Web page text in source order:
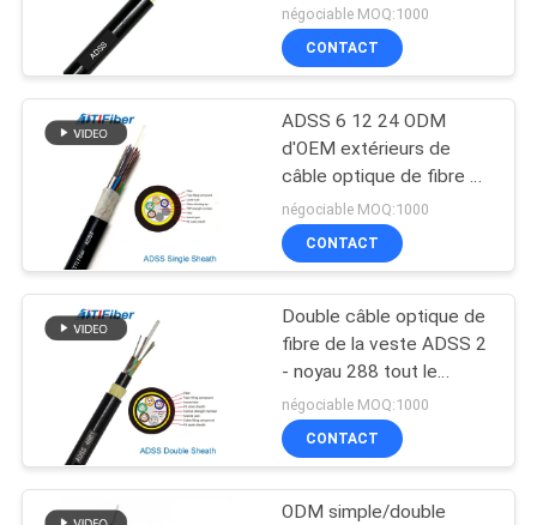
DEMANDEZ
UNE
CITATION
SITE
PRIVACY
POLICY
négociable MOQ:1000
CONTACT
ADSS 6 12 24 ODM
d'OEM extérieurs de
câble optique de fibre de
48 noyaux disponibles
négociable MOQ:1000
CONTACT
Double câble optique de
fibre de la veste ADSS 2
- noyau 288 tout le
diélectrique autosuffisant
négociable MOQ:1000
CONTACT
ODM simple/double